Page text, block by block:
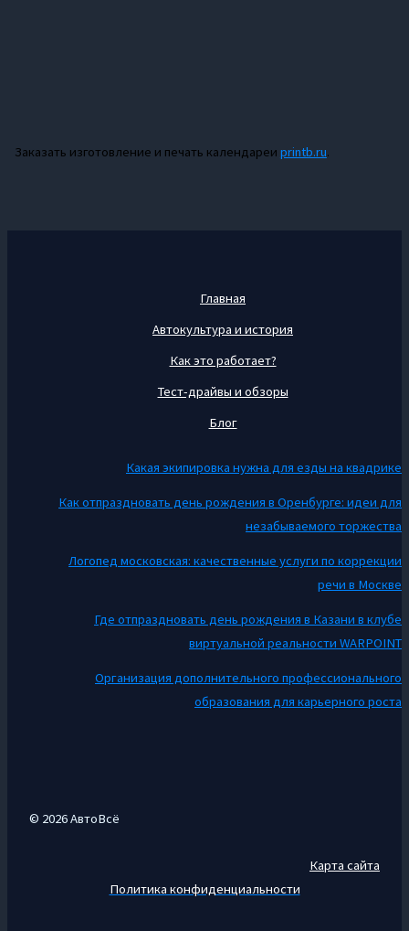
Заказать изготовление и печать календареи printb.ru.
Главная
Автокультура и история
Как это работает?
Тест-драйвы и обзоры
Блог
Какая экипировка нужна для езды на квадрике
Как отпраздновать день рождения в Оренбурге: идеи для
незабываемого торжества
Логопед московская: качественные услуги по коррекции
речи в Москве
Где отпраздновать день рождения в Казани в клубе
виртуальной реальности WARPOINT
Организация дополнительного профессионального
образования для карьерного роста
© 2026 АвтоВсё
Карта сайта
Политика конфиденциальности